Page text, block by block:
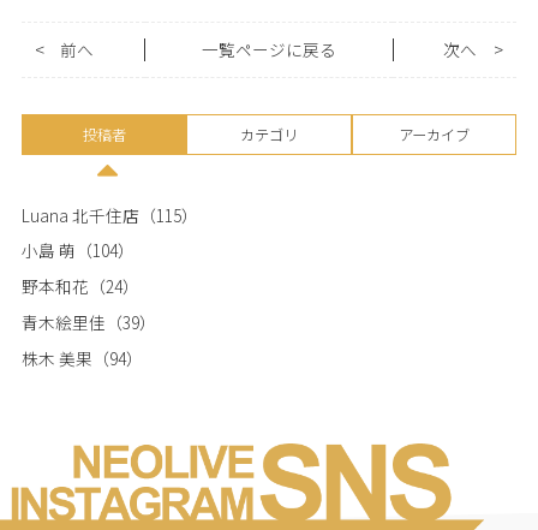
< 前へ 一覧ページに戻る >
次へ
投稿者 カテゴリ アーカイブ
Luana 北千住店 （115）
小島 萌 （104）
野本和花 （24）
青木絵里佳 （39）
株木 美果 （94）